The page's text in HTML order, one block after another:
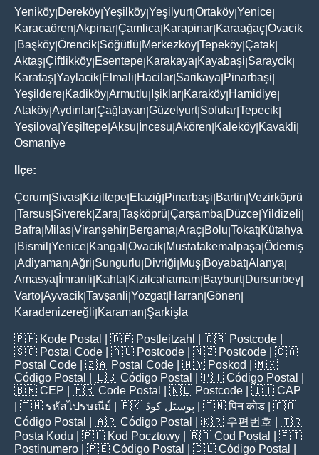
Yeniköy Dereköy Yeşilköy Yeşilyurt|Ortaköy Yenice
Karacaören Akpinar Çamlica Karapinar Karaağaç Ovacik
Başköy Örencik Söğütlü Merkezköy Tepeköy Çatak
Aktaş Çiftlikköy Esentepe Karakaya Kayabaşi Saraycik
Karataş Yaylacik Elmali Hacilar Sarikaya Pinarbaşi
Yeşildere Kadiköy Armutlu Işiklar Karaköy Hamidiye
Ataköy Aydinlar Çağlayan Güzelyurt| Sofular Tepecik
Yeşilova Yeşiltepe Aksu İncesu Akören Kaleköy Kavakli
Osmaniye
Ilçe:
Çorum Sivas Kiziltepe Elaziğ Pinarbaşi Bartin Vezirköprü
Tarsus Siverek Zara Taşköprü Çarşamba Düzce Yildizeli
Bafra Milas Viranşehir Bergama Araç Bolu Tokat| Kütahya
Bismil Yenice Kangal Ovacik Mustafakemalpaşa Ödemiş
Adiyaman Ağri Sungurlu Divriği Muş Boyabat|Alanya
Amasya İmranli Kahta Kizilcahamam Bayburt| Dursunbey
Varto Ayvacik Tavşanli Yozgat| Harran Gönen
Karadenizereğli Karaman Şarkişla
🇵🇭 Kode Postal | 🇩🇪 Postleitzahl | 🇬🇧 Postcode
🇸🇬 Postal Code | 🇦🇺 Postcode | 🇳🇿 Postcode | 🇨🇦
Postal Code | 🇿🇦 Postal Code | 🇲🇾 Poskod
| 🇲🇽
Código Postal
| 🇪🇸 Código Postal | 🇵🇹 Código Postal
🇧🇷 CEP | 🇫🇷 Code Postal | 🇳🇱 Postcode | 🇮🇹 CAP
| 🇹🇭 รหัสไปรษณีย์ | 🇵🇰 پوسٹل کوڈ | 🇮🇳पिन कोड | 🇨🇴
Código Postal
| 🇦🇷 Código Postal | 🇰🇷 우편번호
| 🇹🇷
Posta Kodu | 🇵🇱 Kod Pocztowy | 🇷🇴 Cod Poștal
| 🇫🇮
Postinumero | 🇵🇪 Código Postal | 🇨🇱 Código Postal